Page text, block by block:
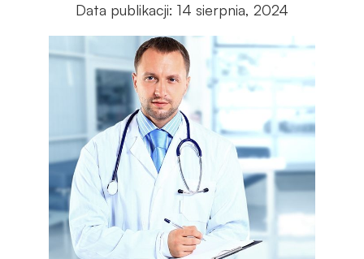
Data publikacji: 14 sierpnia, 2024